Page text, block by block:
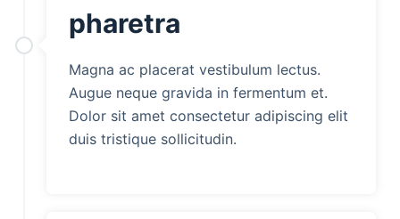
pharetra
Magna ac placerat vestibulum lectus.
Augue neque gravida in fermentum et.
Dolor sit amet consectetur adipiscing elit
duis tristique sollicitudin.